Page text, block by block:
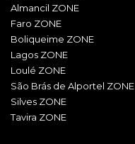
Almancil ZONE
Faro ZONE
Boliqueime ZONE
Lagos ZONE
Loulé ZONE
São Brás de Alportel ZONE
Silves ZONE
Tavira ZONE